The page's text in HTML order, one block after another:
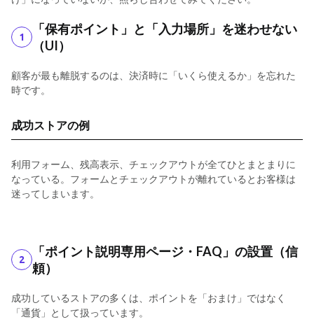
1
「保有ポイント」と「入力場所」を迷わせない
（UI）
顧客が最も離脱するのは、決済時に「いくら使えるか」を忘れた
時です。
成功ストアの例
利用フォーム、残高表示、チェックアウトが全てひとまとまりに
なっている。フォームとチェックアウトが離れているとお客様は
迷ってしまいます。
2
「ポイント説明専用ページ・FAQ」の設置（信
頼）
成功しているストアの多くは、ポイントを「おまけ」ではなく
「通貨」として扱っています。